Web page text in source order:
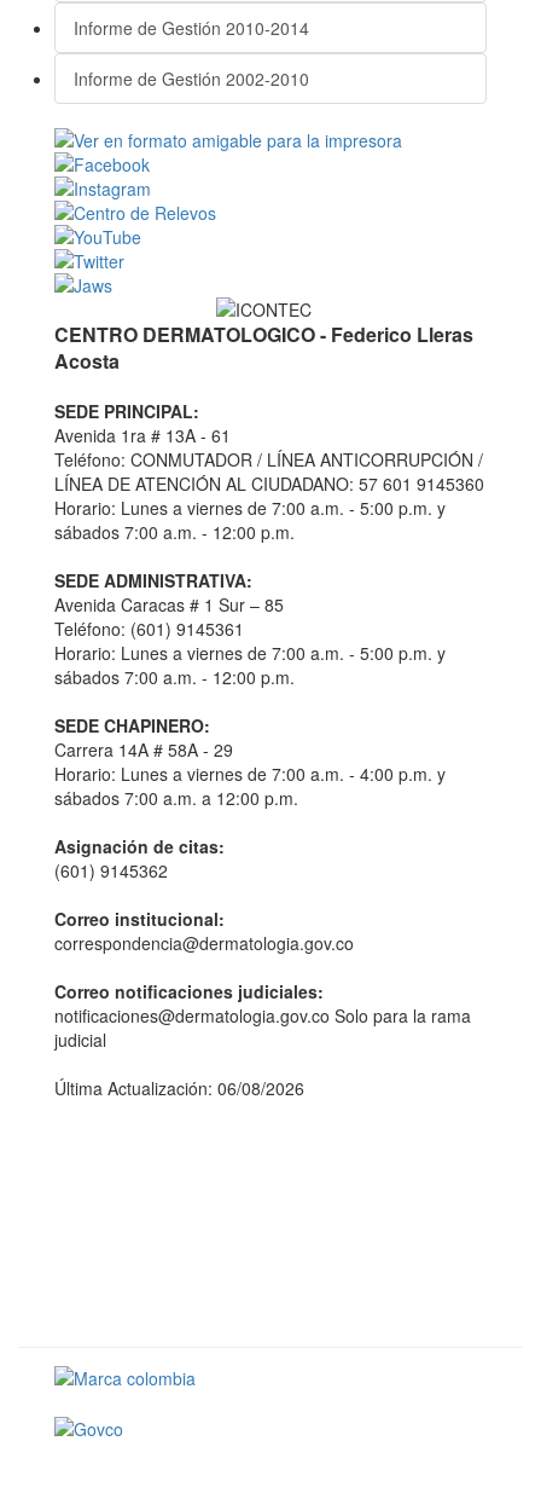
Informe de Gestión 2010-2014
Informe de Gestión 2002-2010
CENTRO DERMATOLOGICO - Federico Lleras
Acosta
SEDE PRINCIPAL:
Avenida 1ra # 13A - 61
Teléfono: CONMUTADOR / LÍNEA ANTICORRUPCIÓN /
LÍNEA DE ATENCIÓN AL CIUDADANO: 57 601 9145360
Horario: Lunes a viernes de 7:00 a.m. - 5:00 p.m. y
sábados 7:00 a.m. - 12:00 p.m.
SEDE ADMINISTRATIVA:
Avenida Caracas # 1 Sur – 85
Teléfono: (601) 9145361
Horario: Lunes a viernes de 7:00 a.m. - 5:00 p.m. y
sábados 7:00 a.m. - 12:00 p.m.
SEDE CHAPINERO:
Carrera 14A # 58A - 29
Horario: Lunes a viernes de 7:00 a.m. - 4:00 p.m. y
sábados 7:00 a.m. a 12:00 p.m.
Asignación de citas:
(601) 9145362
Correo institucional:
correspondencia@dermatologia.gov.co
Correo notificaciones judiciales:
notificaciones@dermatologia.gov.co Solo para la rama
judicial
Última Actualización: 06/08/2026